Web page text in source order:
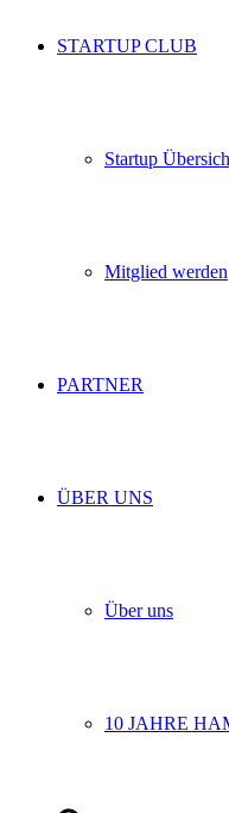
STARTUP CLUB
Startup
Mitglied werden
PARTNER
ÜBER UNS
Über uns
10 JAHRE